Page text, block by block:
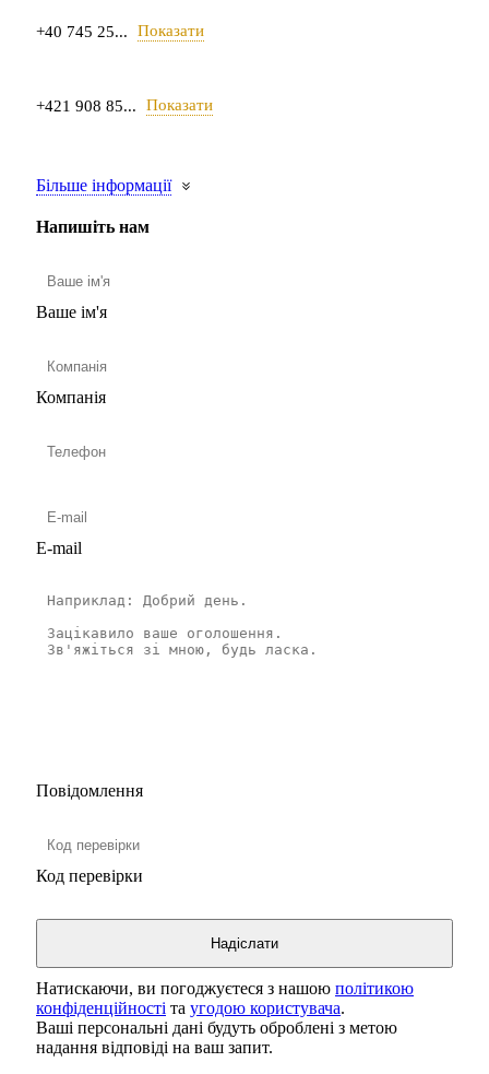
+40 745 25... Показати
+421 908 85... Показати
Більше інформації
Напишіть нам
Ваше ім'я
Компанія
E-mail
Повідомлення
Код перевірки
Натискаючи, ви погоджуєтеся з нашою політикою
конфіденційності та угодою користувача.
Ваші персональні дані будуть оброблені з метою
надання відповіді на ваш запит.